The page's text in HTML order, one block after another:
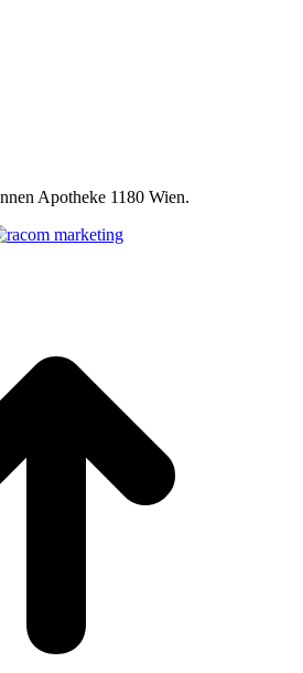
Apotheke 1180 Wien.